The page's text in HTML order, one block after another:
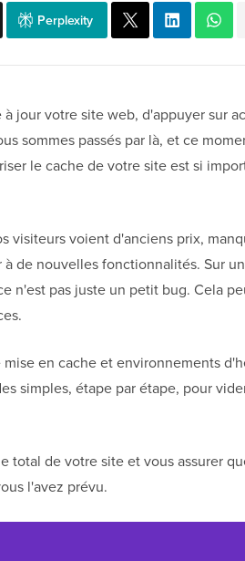
Perplexity
jour votre site web, d'appuyer sur
sommes passés par là, et ce
le cache de votre site est si
visiteurs voient d'anciens prix,
de nouvelles fonctionnalités. Sur
n'est pas juste un petit bug. Cela
en cache et environnements
simples, étape par étape, pour
total de votre site et vous assurer
l'avez prévu.